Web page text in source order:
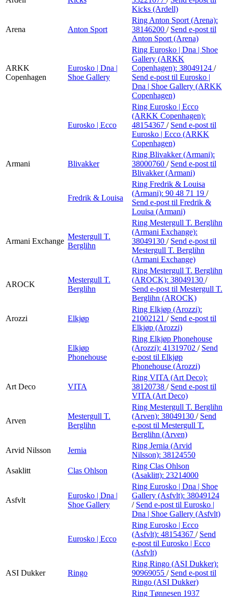
Kicks (Ardell)
Arena Anton Sport
Ring Anton Sport (Arena):
38146200 / Send e-post til
Anton Sport (Arena)
ARKK
Copenhagen
Eurosko | Dna |
Shoe Gallery
Ring Eurosko | Dna | Shoe
Gallery (ARKK
Copenhagen): 38049124 /
Send e-post til Eurosko |
Dna | Shoe Gallery (ARKK
Copenhagen)
Eurosko | Ecco
Ring Eurosko | Ecco
(ARKK Copenhagen):
48154367 / Send e-post til
Eurosko | Ecco (ARKK
Copenhagen)
Armani Blivakker
Ring Blivakker (Armani):
38000760 / Send e-post til
Blivakker (Armani)
Fredrik & Louisa
Ring Fredrik & Louisa
(Armani): 90 48 71 19 /
Send e-post til Fredrik &
Louisa (Armani)
Armani Exchange
Mestergull T.
Berglihn
Ring Mestergull T. Berglihn
(Armani Exchange):
38049130 / Send e-post til
Mestergull T. Berglihn
(Armani Exchange)
AROCK
Mestergull T.
Berglihn
Ring Mestergull T. Berglihn
(AROCK): 38049130 /
Send e-post til Mestergull T.
Berglihn (AROCK)
Arozzi Elkjøp
Ring Elkjøp (Arozzi):
21002121 / Send e-post til
Elkjøp (Arozzi)
Elkjøp
Phonehouse
Ring Elkjøp Phonehouse
(Arozzi): 41319702 / Send
e-post til Elkjøp
Phonehouse (Arozzi)
Art Deco VITA
Ring VITA (Art Deco):
38120738 / Send e-post til
VITA (Art Deco)
Arven
Mestergull T.
Berglihn
Ring Mestergull T. Berglihn
(Arven): 38049130 / Send
e-post til Mestergull T.
Berglihn (Arven)
Arvid Nilsson
Jernia
Ring Jernia (Arvid
Nilsson): 38124550
Asaklitt
Clas Ohlson
Ring Clas Ohlson
(Asaklitt): 23214000
Asfvlt
Eurosko | Dna |
Shoe Gallery
Ring Eurosko | Dna | Shoe
Gallery (Asfvlt): 38049124
/ Send e-post til Eurosko |
Dna | Shoe Gallery (Asfvlt)
Eurosko | Ecco
Ring Eurosko | Ecco
(Asfvlt): 48154367 / Send
e-post til Eurosko | Ecco
(Asfvlt)
ASI Dukker Ringo
Ring Ringo (ASI Dukker):
90969055 / Send e-post til
Ringo (ASI Dukker)
Ring Tønnesen 1937